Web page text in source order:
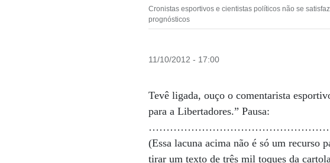
Cronistas esportivos e cientistas políticos não se
prognósticos
11/10/2012 - 17:00
Tevê ligada, ouço o comentarista
para a Libertadores.” Pausa:
(Essa lacuna acima não é só um recurso
tirar um texto de três mil toques da